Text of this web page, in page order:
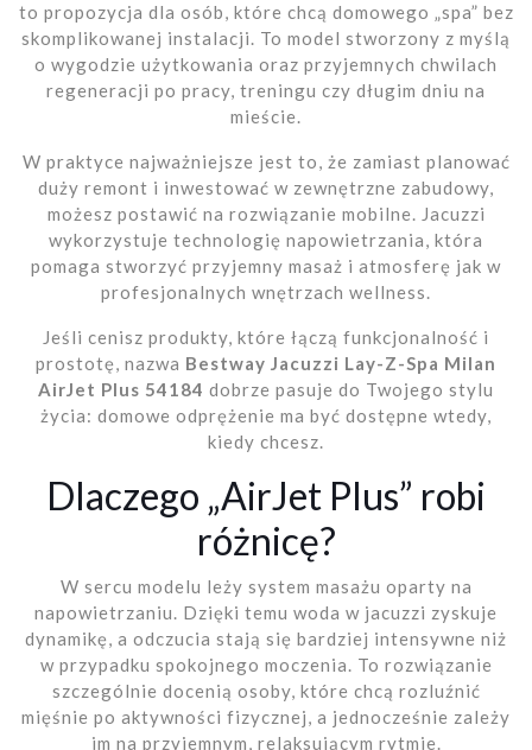
to propozycja dla osób, które chcą domowego „spa” bez
skomplikowanej instalacji. To model stworzony z myślą
o wygodzie użytkowania oraz przyjemnych chwilach
regeneracji po pracy, treningu czy długim dniu na
mieście.
W praktyce najważniejsze jest to, że zamiast planować
duży remont i inwestować w zewnętrzne zabudowy,
możesz postawić na rozwiązanie mobilne. Jacuzzi
wykorzystuje technologię napowietrzania, która
pomaga stworzyć przyjemny masaż i atmosferę jak w
profesjonalnych wnętrzach wellness.
Jeśli cenisz produkty, które łączą funkcjonalność i
prostotę, nazwa Bestway Jacuzzi Lay-Z-Spa Milan
AirJet Plus 54184 dobrze pasuje do Twojego stylu
życia: domowe odprężenie ma być dostępne wtedy,
kiedy chcesz.
Dlaczego „AirJet Plus” robi
różnicę?
W sercu modelu leży system masażu oparty na
napowietrzaniu. Dzięki temu woda w jacuzzi zyskuje
dynamikę, a odczucia stają się bardziej intensywne niż
w przypadku spokojnego moczenia. To rozwiązanie
szczególnie docenią osoby, które chcą rozluźnić
mięśnie po aktywności fizycznej, a jednocześnie zależy
im na przyjemnym, relaksującym rytmie.